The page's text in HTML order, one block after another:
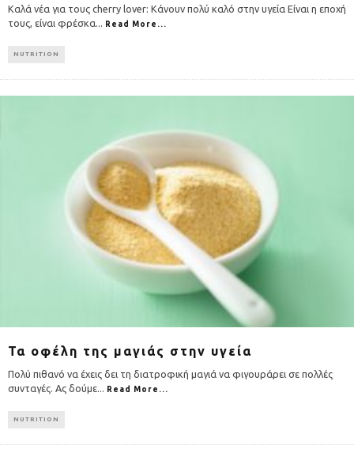
Καλά νέα για τους cherry lover: Κάνουν πολύ καλό στην υγεία Είναι η εποχή
τους, είναι φρέσκα... Read More...
NUTRITION
Τα οφέλη της μαγιάς στην υγεία
Πολύ πιθανό να έχεις δει τη διατροφική μαγιά να φιγουράρει σε πολλές
συνταγές. Ας δούμε... Read More...
NUTRITION